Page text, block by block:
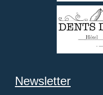
Newsletter